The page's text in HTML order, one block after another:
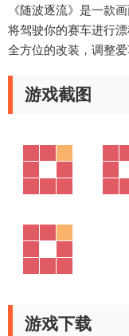
《随波逐流》是一款
将驾驶你的赛车进行
全方位的改装，调整
游戏截图
游戏下载